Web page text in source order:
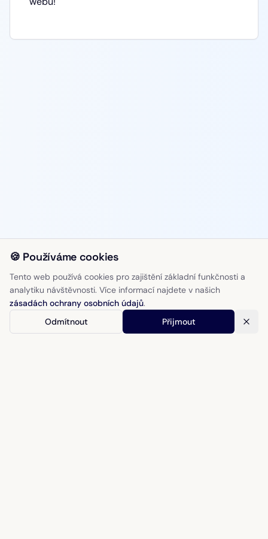
🍪 Používáme cookies
Tento web používá cookies pro zajištění základní funkčnosti a
analytiku návštěvnosti. Více informací najdete v našich
zásadách ochrany osobních údajů.
Odmítnout
Přijmout